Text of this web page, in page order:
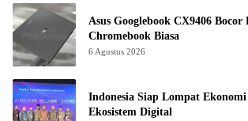
Asus Googlebook CX9406 Bocor
Chromebook Biasa
6 Agustus 2026
Indonesia Siap Lompat
Ekosistem Digital